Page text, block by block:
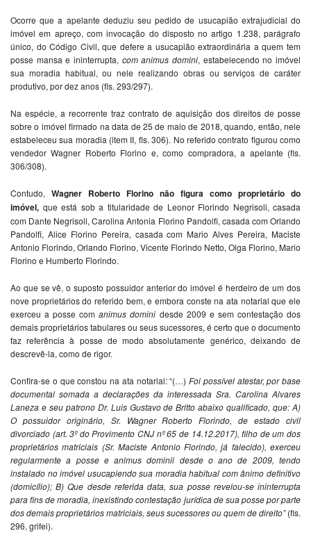
Ocorre que a apelante deduziu seu pedido de usucapião extrajudicial do
imóvel em apreço, com invocação do disposto no artigo 1.238, parágrafo
único, do Código Civil, que defere a usucapião extraordinária a quem tem
posse mansa e ininterrupta, com animus domini, estabelecendo no imóvel
sua moradia habitual, ou nele realizando obras ou serviços de caráter
produtivo, por dez anos (fls. 293/297).
Na espécie, a recorrente traz contrato de aquisição dos direitos de posse
sobre o imóvel firmado na data de 25 de maio de 2018, quando, então, nele
estabeleceu sua moradia (item II, fls. 306). No referido contrato figurou como
vendedor Wagner Roberto Florino e, como compradora, a apelante (fls.
306/308).
Contudo, Wagner Roberto Florino não figura como proprietário do
imóvel, que está sob a titularidade de Leonor Florindo Negrisoli, casada
com Dante Negrisoli, Carolina Antonia Florino Pandolfi, casada com Orlando
Pandolfi, Alice Florino Pereira, casada com Mario Alves Pereira, Maciste
Antonio Florindo, Orlando Florino, Vicente Florindo Netto, Olga Florino, Mario
Florino e Humberto Florindo.
Ao que se vê, o suposto possuidor anterior do imóvel é herdeiro de um dos
nove proprietários do referido bem, e embora conste na ata notarial que ele
exerceu a posse comanimus domini desde 2009 e sem contestação dos
demais proprietários tabulares ou seus sucessores, é certo que o documento
faz referência à posse de modo absolutamente genérico, deixando de
descrevê-la, como de rigor.
Confira-se o que constou na ata notarial: “(…) Foi possível atestar, por base
documental somada a declarações da interessada Sra. Carolina Alvares
Laneza e seu patrono Dr. Luis Gustavo de Britto abaixo qualificado, que: A)
O possuidor originário, Sr. Wagner Roberto Florindo, de estado civil
divorciado (art. 3º do Provimento CNJ nº 65 de 14.12.2017), filho de um dos
proprietários matriciais (Sr. Maciste Antonio Florindo, já falecido), exerceu
regularmente a posse e animus dominii desde o ano de 2009, tendo
instalado no imóvel usucapiendo sua moradia habitual com ânimo definitivo
(domicílio); B) Que desde referida data, sua posse revelou-se ininterrupta
para fins de moradia, inexistindo contestação jurídica de sua posse por parte
dos demais proprietários matriciais, seus sucessores ou quem de direito”(fls.
296, grifei).